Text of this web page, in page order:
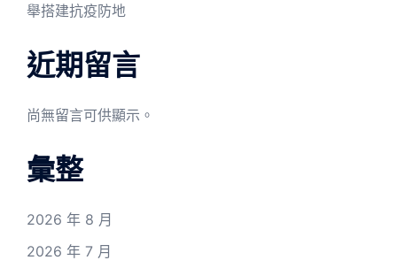
舉搭建抗疫防地
近期留言
尚無留言可供顯示。
彙整
2026 年 8 月
2026 年 7 月